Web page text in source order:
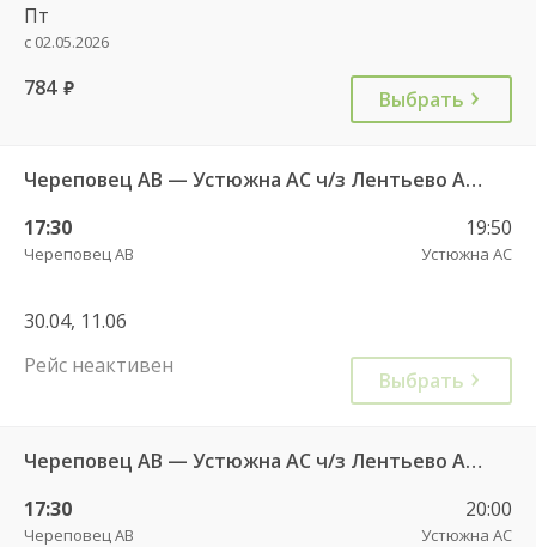
Пт
с 02.05.2026
784 руб. Выбрать
Череповец АВ — Устюжна АС ч/з Лентьево АС - 750
17:30
Череповец АВ
19:50
Устюжна АС
30.04, 11.06
Рейс неактивен
Выбрать
Череповец АВ — Устюжна АС ч/з Лентьево АС 750
17:30
Череповец АВ
20:00
Устюжна АС